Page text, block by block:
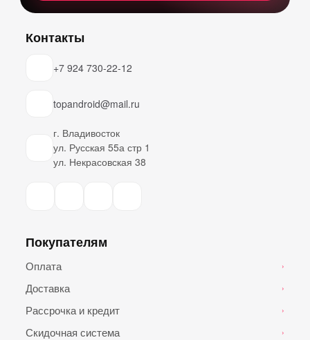
Контакты
+7 924 730-22-12
topandroid@mail.ru
г. Владивосток
ул. Русская 55а стр 1
ул. Некрасовская 38
Покупателям
Оплата ›
Доставка ›
Рассрочка и кредит ›
Скидочная система ›